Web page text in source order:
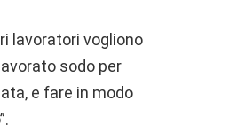
lavoratori vogliono
sodo per
e fare in modo